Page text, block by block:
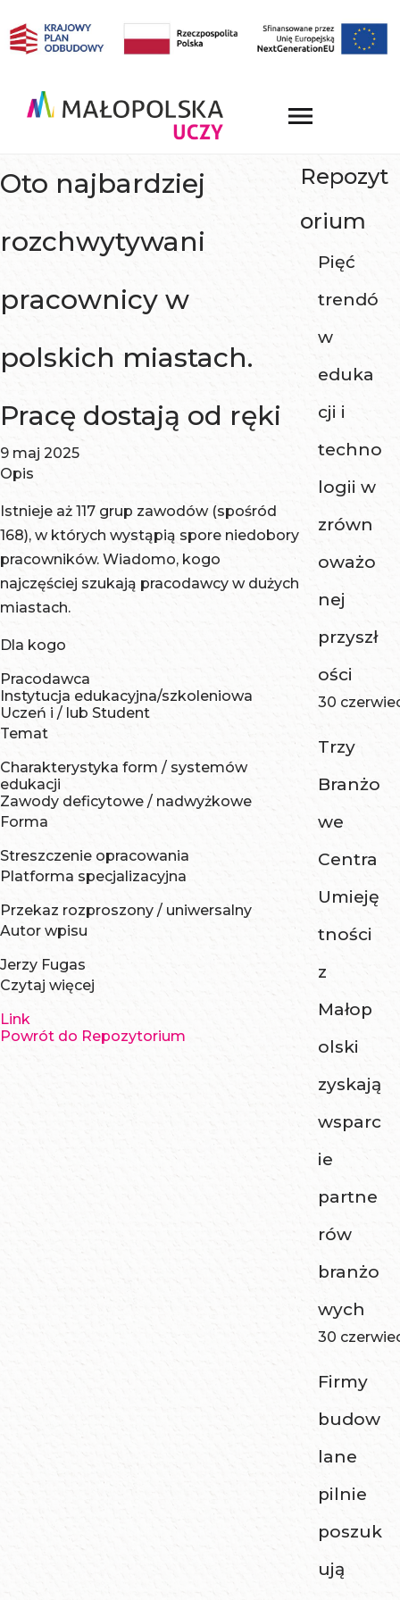
Oto najbardziej
rozchwytywani
pracownicy w
polskich miastach.
Pracę dostają od ręki
9 maj 2025
Opis
Istnieje aż 117 grup zawodów (spośród
168), w których wystąpią spore niedobory
pracowników. Wiadomo, kogo
najczęściej szukają pracodawcy w dużych
miastach.
Dla kogo
Pracodawca
Instytucja edukacyjna/szkoleniowa
Uczeń i / lub Student
Temat
Charakterystyka form / systemów
edukacji
Zawody deficytowe / nadwyżkowe
Forma
Streszczenie opracowania
Platforma specjalizacyjna
Przekaz rozproszony / uniwersalny
Autor wpisu
Jerzy Fugas
Czytaj więcej
Link
Powrót do Repozytorium
Repozyt
orium
Pięć
trendó
w
eduka
cji i
techno
logii w
zrówn
oważo
nej
przyszł
ości
30
Trzy
Branżo
we
Centra
Umieję
tności
z
Małop
olski
zyskają
wsparc
ie
partne
rów
branżo
wych
30
Firmy
budow
lane
pilnie
poszuk
ują